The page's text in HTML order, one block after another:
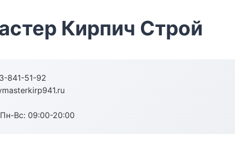
Кирпич Строй
841-51-92
Пн-Вс: 09:00-20:00